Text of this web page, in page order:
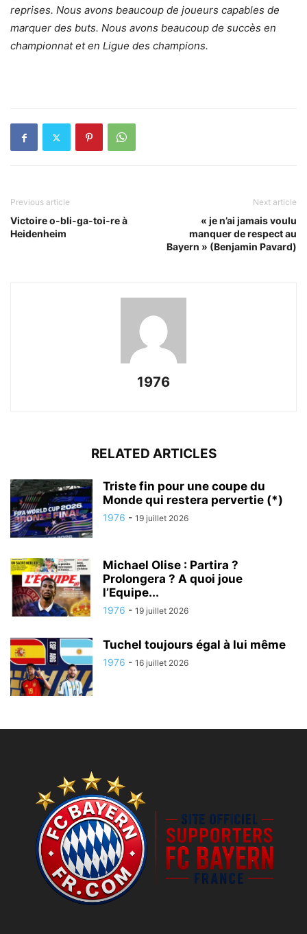
reprises. Nous avons beaucoup de joueurs capables de
marquer des buts. Nous avons beaucoup de succès en
championnat et en Ligue des champions.
Previous article
Victoire o-bli-ga-toi-re à
Heidenheim
Next article
« je n’ai jamais voulu
manquer de respect au
Bayern » (Benjamin Pavard)
1976
RELATED ARTICLES
Triste fin pour une coupe du
Monde qui restera pervertie (*)
1976 - 19 juillet 2026
Michael Olise : Partira ?
Prolongera ? A quoi joue
l’Equipe...
1976 - 19 juillet 2026
Tuchel toujours égal à lui même
1976 - 16 juillet 2026